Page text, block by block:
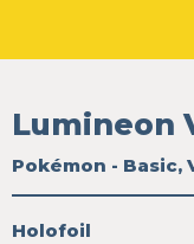
Lumineon
Pokémon - Basic,
Holofoil